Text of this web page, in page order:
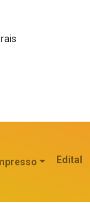
Edital